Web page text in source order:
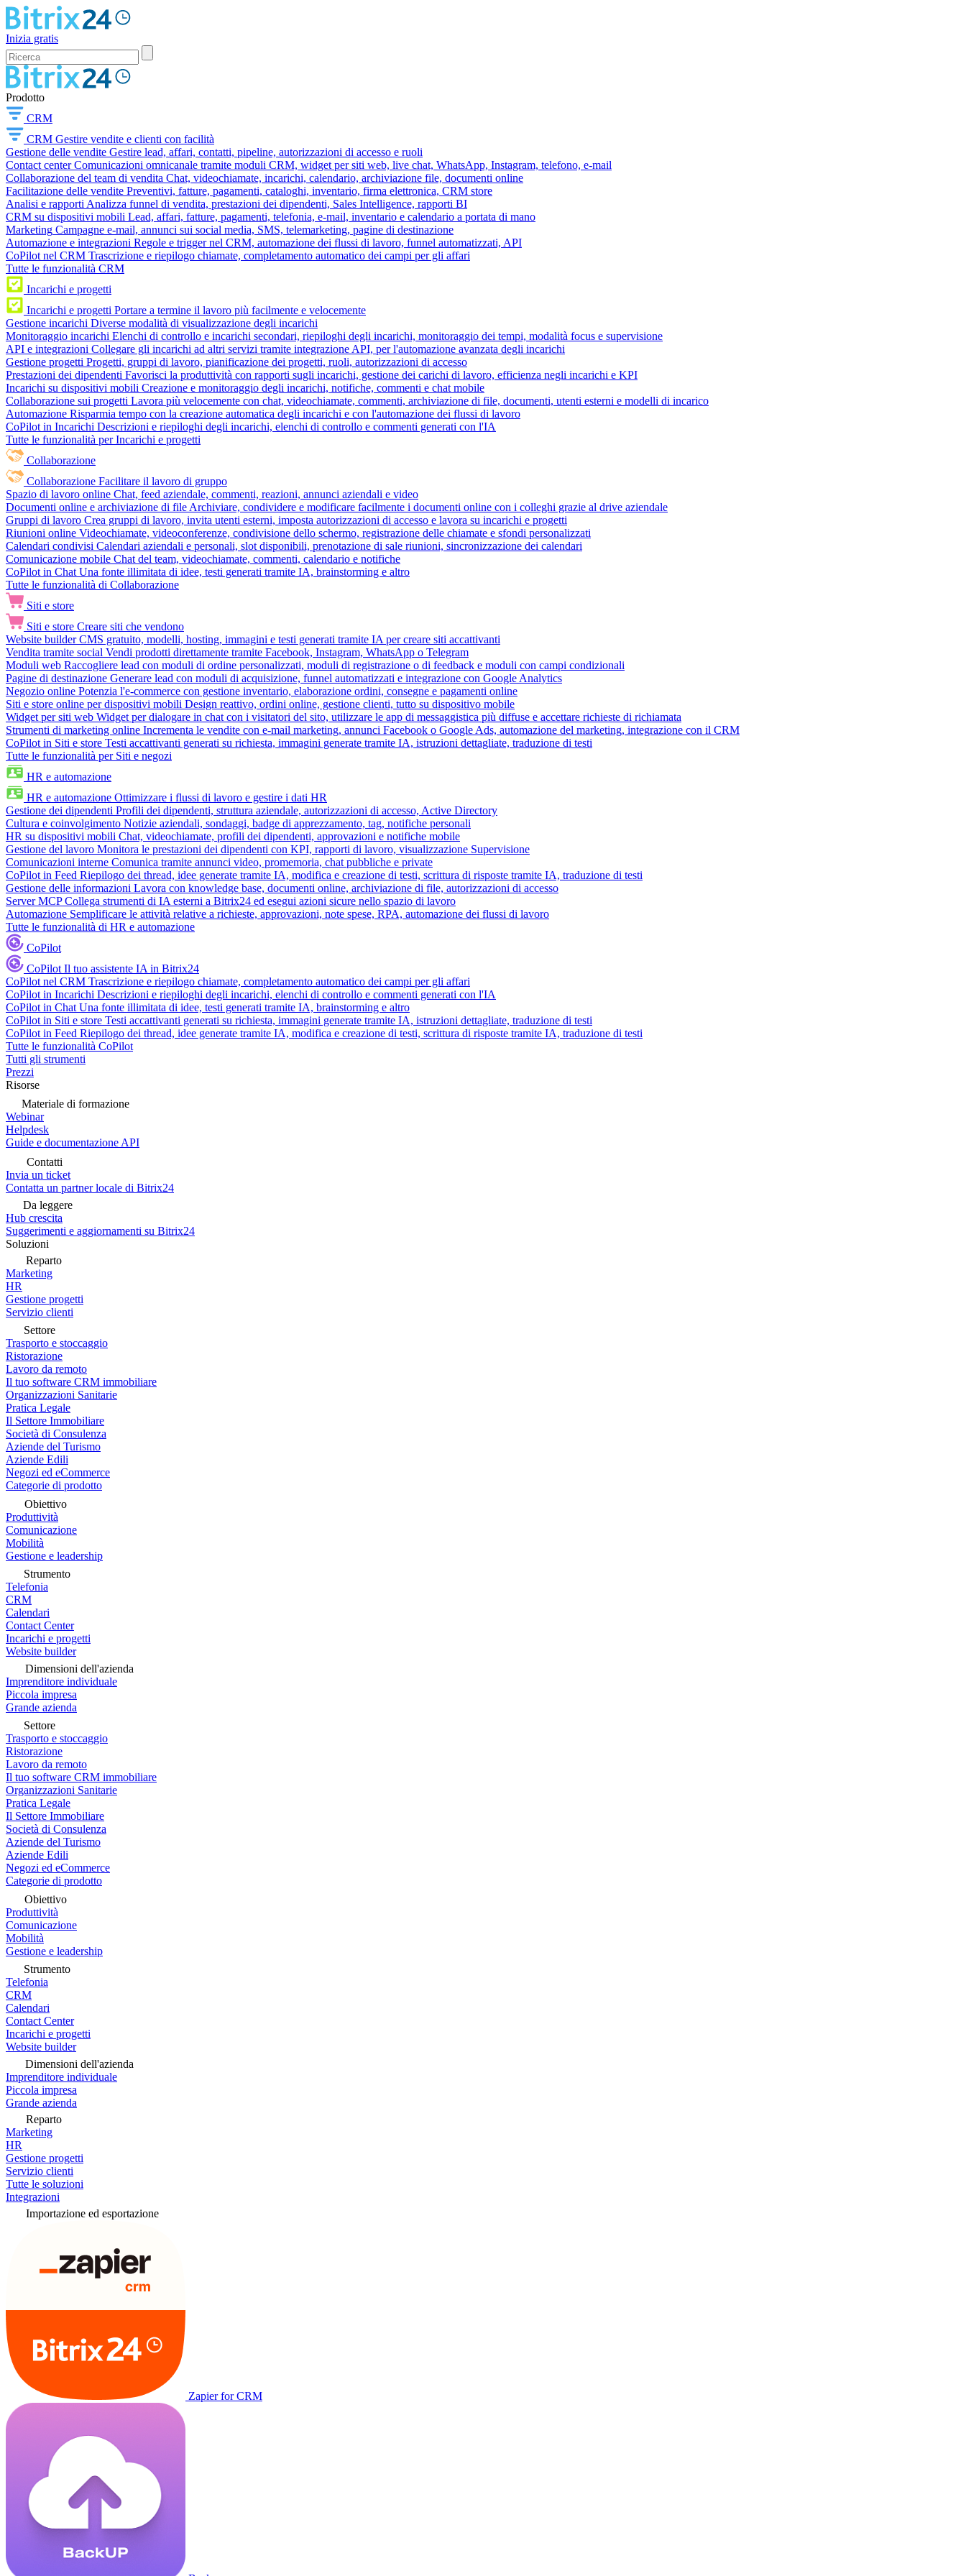
Inizia gratis
Prodotto
CRM
CRM Gestire vendite e clienti con facilità
Gestione delle vendite Gestire lead, affari, contatti, pipeline, autorizzazioni di accesso e ruoli
Contact center Comunicazioni omnicanale tramite moduli CRM, widget per siti web, live chat, WhatsApp, Instagram, telefono, e-mail
Collaborazione del team di vendita Chat, videochiamate, incarichi, calendario, archiviazione file, documenti online
Facilitazione delle vendite Preventivi, fatture, pagamenti, cataloghi, inventario, firma elettronica, CRM store
Analisi e rapporti Analizza funnel di vendita, prestazioni dei dipendenti, Sales Intelligence, rapporti BI
CRM su dispositivi mobili Lead, affari, fatture, pagamenti, telefonia, e-mail, inventario e calendario a portata di mano
Marketing Campagne e-mail, annunci sui social media, SMS, telemarketing, pagine di destinazione
Automazione e integrazioni Regole e trigger nel CRM, automazione dei flussi di lavoro, funnel automatizzati, API
CoPilot nel CRM Trascrizione e riepilogo chiamate, completamento automatico dei campi per gli affari
Tutte le funzionalità CRM
Incarichi e progetti
Incarichi e progetti Portare a termine il lavoro più facilmente e velocemente
Gestione incarichi Diverse modalità di visualizzazione degli incarichi
Monitoraggio incarichi Elenchi di controllo e incarichi secondari, riepiloghi degli incarichi, monitoraggio dei tempi, modalità focus e supervisione
API e integrazioni Collegare gli incarichi ad altri servizi tramite integrazione API, per l'automazione avanzata degli incarichi
Gestione progetti Progetti, gruppi di lavoro, pianificazione dei progetti, ruoli, autorizzazioni di accesso
Prestazioni dei dipendenti Favorisci la produttività con rapporti sugli incarichi, gestione dei carichi di lavoro, efficienza negli incarichi e KPI
Incarichi su dispositivi mobili Creazione e monitoraggio degli incarichi, notifiche, commenti e chat mobile
Collaborazione sui progetti Lavora più velocemente con chat, videochiamate, commenti, archiviazione di file, documenti, utenti esterni e modelli di incarico
Automazione Risparmia tempo con la creazione automatica degli incarichi e con l'automazione dei flussi di lavoro
CoPilot in Incarichi Descrizioni e riepiloghi degli incarichi, elenchi di controllo e commenti generati con l'IA
Tutte le funzionalità per Incarichi e progetti
Collaborazione
Collaborazione Facilitare il lavoro di gruppo
Spazio di lavoro online Chat, feed aziendale, commenti, reazioni, annunci aziendali e video
Documenti online e archiviazione di file Archiviare, condividere e modificare facilmente i documenti online con i colleghi grazie al drive aziendale
Gruppi di lavoro Crea gruppi di lavoro, invita utenti esterni, imposta autorizzazioni di accesso e lavora su incarichi e progetti
Riunioni online Videochiamate, videoconferenze, condivisione dello schermo, registrazione delle chiamate e sfondi personalizzati
Calendari condivisi Calendari aziendali e personali, slot disponibili, prenotazione di sale riunioni, sincronizzazione dei calendari
Comunicazione mobile Chat del team, videochiamate, commenti, calendario e notifiche
CoPilot in Chat Una fonte illimitata di idee, testi generati tramite IA, brainstorming e altro
Tutte le funzionalità di Collaborazione
Siti e store
Siti e store Creare siti che vendono
Website builder CMS gratuito, modelli, hosting, immagini e testi generati tramite IA per creare siti accattivanti
Vendita tramite social Vendi prodotti direttamente tramite Facebook, Instagram, WhatsApp o Telegram
Moduli web Raccogliere lead con moduli di ordine personalizzati, moduli di registrazione o di feedback e moduli con campi condizionali
Pagine di destinazione Generare lead con moduli di acquisizione, funnel automatizzati e integrazione con Google Analytics
Negozio online Potenzia l'e-commerce con gestione inventario, elaborazione ordini, consegne e pagamenti online
Siti e store online per dispositivi mobili Design reattivo, ordini online, gestione clienti, tutto su dispositivo mobile
Widget per siti web Widget per dialogare in chat con i visitatori del sito, utilizzare le app di messaggistica più diffuse e accettare richieste di richiamata
Strumenti di marketing online Incrementa le vendite con e-mail marketing, annunci Facebook o Google Ads, automazione del marketing, integrazione con il CRM
CoPilot in Siti e store Testi accattivanti generati su richiesta, immagini generate tramite IA, istruzioni dettagliate, traduzione di testi
Tutte le funzionalità per Siti e negozi
HR e automazione
HR e automazione Ottimizzare i flussi di lavoro e gestire i dati HR
Gestione dei dipendenti Profili dei dipendenti, struttura aziendale, autorizzazioni di accesso, Active Directory
Cultura e coinvolgimento Notizie aziendali, sondaggi, badge di apprezzamento, tag, notifiche personali
HR su dispositivi mobili Chat, videochiamate, profili dei dipendenti, approvazioni e notifiche mobile
Gestione del lavoro Monitora le prestazioni dei dipendenti con KPI, rapporti di lavoro, visualizzazione Supervisione
Comunicazioni interne Comunica tramite annunci video, promemoria, chat pubbliche e private
CoPilot in Feed Riepilogo dei thread, idee generate tramite IA, modifica e creazione di testi, scrittura di risposte tramite IA, traduzione di testi
Gestione delle informazioni Lavora con knowledge base, documenti online, archiviazione di file, autorizzazioni di accesso
Server MCP Collega strumenti di IA esterni a Bitrix24 ed esegui azioni sicure nello spazio di lavoro
Automazione Semplificare le attività relative a richieste, approvazioni, note spese, RPA, automazione dei flussi di lavoro
Tutte le funzionalità di HR e automazione
CoPilot
CoPilot Il tuo assistente IA in Bitrix24
CoPilot nel CRM Trascrizione e riepilogo chiamate, completamento automatico dei campi per gli affari
CoPilot in Incarichi Descrizioni e riepiloghi degli incarichi, elenchi di controllo e commenti generati con l'IA
CoPilot in Chat Una fonte illimitata di idee, testi generati tramite IA, brainstorming e altro
CoPilot in Siti e store Testi accattivanti generati su richiesta, immagini generate tramite IA, istruzioni dettagliate, traduzione di testi
CoPilot in Feed Riepilogo dei thread, idee generate tramite IA, modifica e creazione di testi, scrittura di risposte tramite IA, traduzione di testi
Tutte le funzionalità CoPilot
Tutti gli strumenti
Prezzi
Risorse
Materiale di formazione
Webinar
Helpdesk
Guide e documentazione API
Contatti
Invia un ticket
Contatta un partner locale di Bitrix24
Da leggere
Hub crescita
Suggerimenti e aggiornamenti su Bitrix24
Soluzioni
Reparto
Marketing
HR
Gestione progetti
Servizio clienti
Settore
Trasporto e stoccaggio
Ristorazione
Lavoro da remoto
Il tuo software CRM immobiliare
Organizzazioni Sanitarie
Pratica Legale
Il Settore Immobiliare
Società di Consulenza
Aziende del Turismo
Aziende Edili
Negozi ed eCommerce
Categorie di prodotto
Obiettivo
Produttività
Comunicazione
Mobilità
Gestione e leadership
Strumento
Telefonia
CRM
Calendari
Contact Center
Incarichi e progetti
Website builder
Dimensioni dell'azienda
Imprenditore individuale
Piccola impresa
Grande azienda
Settore
Trasporto e stoccaggio
Ristorazione
Lavoro da remoto
Il tuo software CRM immobiliare
Organizzazioni Sanitarie
Pratica Legale
Il Settore Immobiliare
Società di Consulenza
Aziende del Turismo
Aziende Edili
Negozi ed eCommerce
Categorie di prodotto
Obiettivo
Produttività
Comunicazione
Mobilità
Gestione e leadership
Strumento
Telefonia
CRM
Calendari
Contact Center
Incarichi e progetti
Website builder
Dimensioni dell'azienda
Imprenditore individuale
Piccola impresa
Grande azienda
Reparto
Marketing
HR
Gestione progetti
Servizio clienti
Tutte le soluzioni
Integrazioni
Importazione ed esportazione
Zapier for CRM